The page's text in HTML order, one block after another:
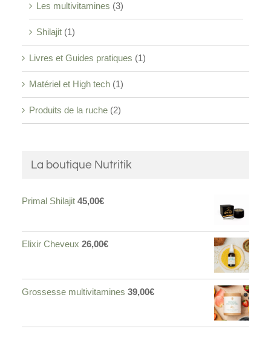
Les multivitamines (3)
Shilajit (1)
Livres et Guides pratiques (1)
Matériel et High tech (1)
Produits de la ruche (2)
La boutique Nutritik
Primal Shilajit 45,00€
Elixir Cheveux 26,00€
Grossesse multivitamines 39,00€